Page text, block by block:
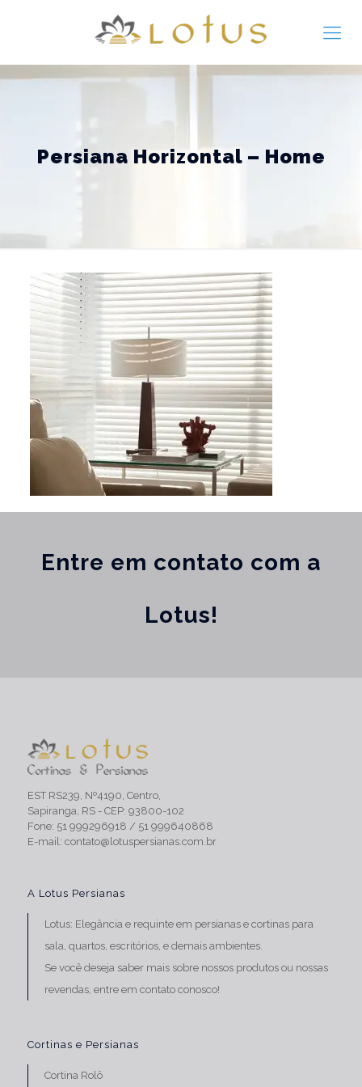
Persiana Horizontal – Home
Entre em contato com a
Lotus!
EST RS239, Nº4190, Centro,
Sapiranga, RS - CEP: 93800-102
Fone: 51 999296918 / 51 999640868
E-mail: contato@lotuspersianas.com.br
A Lotus Persianas
Lotus: Elegância e requinte em persianas e cortinas para
sala, quartos, escritórios, e demais ambientes.
Se você deseja saber mais sobre nossos produtos ou nossas
revendas, entre em contato conosco!
Cortinas e Persianas
Cortina Rolô